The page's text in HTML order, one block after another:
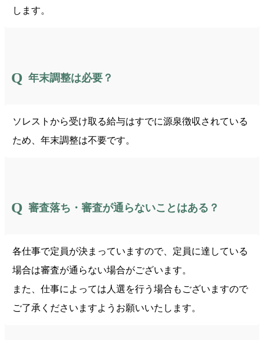
します。
年末調整は必要？
ソレストから受け取る給与はすでに源泉徴収されている
ため、年末調整は不要です。
審査落ち・審査が通らないことはある？
各仕事で定員が決まっていますので、定員に達している
場合は審査が通らない場合がございます。
また、仕事によっては人選を行う場合もございますので
ご了承くださいますようお願いいたします。